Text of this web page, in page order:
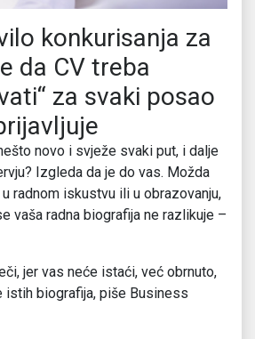
konkurisanja za
da CV treba
za svaki posao
novo i svježe svaki put, i dalje
Izgleda da je do vas. Možda
radnom iskustvu ili u obrazovanju,
vaša radna biografija ne razlikuje –
jer vas neće istaći, već obrnuto,
istih biografija, piše Business